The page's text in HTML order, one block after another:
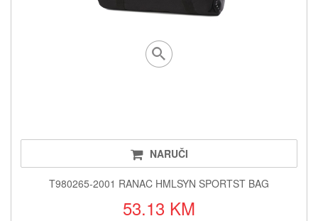
NARUČI
T980265-2001 RANAC HMLSYN SPORTST BAG
53.13 KM